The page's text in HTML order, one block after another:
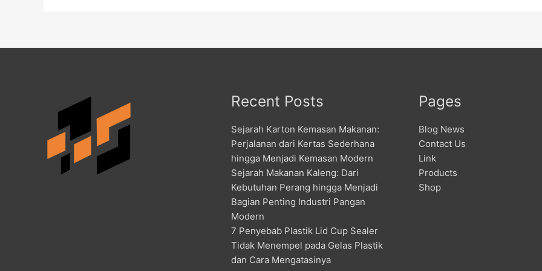
Recent Posts
Sejarah Karton Kemasan Makanan:
Perjalanan dari Kertas Sederhana
hingga Menjadi Kemasan Modern
Sejarah Makanan Kaleng: Dari
Kebutuhan Perang hingga Menjadi
Bagian Penting Industri Pangan
Modern
7 Penyebab Plastik Lid Cup Sealer
Tidak Menempel pada Gelas Plastik
dan Cara Mengatasinya
Pages
Blog News
Contact Us
Link
Products
Shop